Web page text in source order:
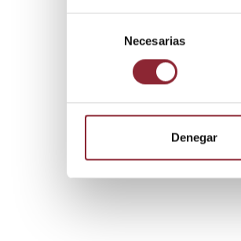
consentimiento
Necesarias
Denegar